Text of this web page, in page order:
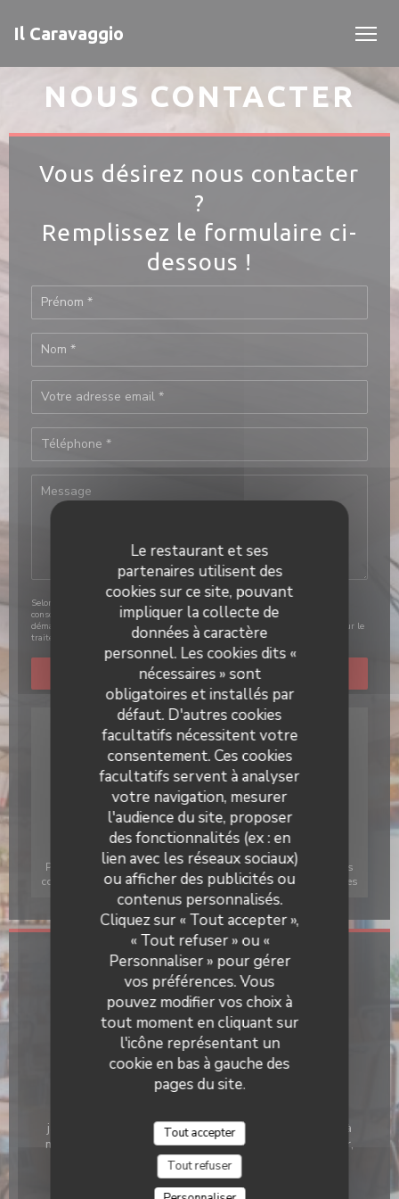
Le restaurant et ses
partenaires utilisent des
cookies sur ce site, pouvant
impliquer la collecte de
données à caractère
personnel. Les cookies dits «
nécessaires » sont
obligatoires et installés par
défaut. D'autres cookies
facultatifs nécessitent votre
consentement. Ces cookies
facultatifs servent à analyser
votre navigation, mesurer
l'audience du site, proposer
des fonctionnalités (ex : en
lien avec les réseaux sociaux)
ou afficher des publicités ou
contenus personnalisés.
Cliquez sur « Tout accepter »,
« Tout refuser » ou «
Personnaliser » pour gérer
vos préférences. Vous
pouvez modifier vos choix à
tout moment en cliquant sur
l'icône représentant un
cookie en bas à gauche des
pages du site.
Tout accepter
Tout refuser
Il Caravaggio
NOUS CONTACTER
Vous désirez nous contacter
?
Remplissez le formulaire ci-
dessous !
Selon l'article L.223-2 du code de la consommation, il est rappelé que le
consommateur peut user de son droit à s'inscrire sur la liste d'opposition au
démarchage téléphonique Bloctel :
bloctel.gouv.fr
. Pour plus d'informations sur le
traitement de vos données, consultez notrepolitique de confidentialité
Pour afficher la carte interactive Waze, vous devez accepter les
cookies Waze Map (Google). Ces cookies peuvent collecter des
données de navigation et de localisation.
Infos pratiques
Cuisine
Pâtes fraiches
Type de restaurant
Pizza Napolitaine , Restaurant Italien
jardin d'été, Parking, Voiturier, Accès aux personnes à
mobilité réduite, Terrasse chauffée, Vente à emporter,
Accès Wifi
Moyens de paiement
Il Caravaggio